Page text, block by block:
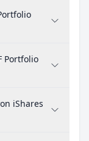
Portfolio
iShares